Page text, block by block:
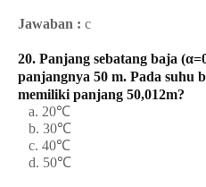
Jawaban : c
20. Panjang sebatang baja
panjangnya 50 m. Pada suhu
memiliki panjang 50,012m?
a. 20℃
b. 30℃
c. 40℃
d. 50℃